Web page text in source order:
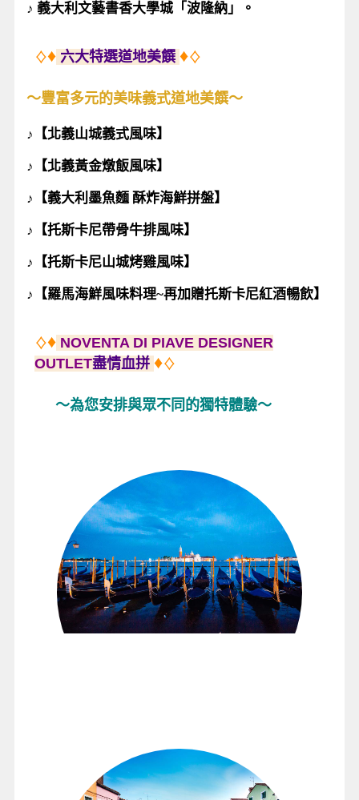
♪ 義大利文藝書香大學城「波隆納」。
♢♦ 六大特選道地美饌 ♦♢
～豐富多元的美味義式道地美饌～
♪ 【北義山城義式風味】
♪ 【北義黃金燉飯風味】
♪ 【義大利墨魚麵 酥炸海鮮拼盤】
♪ 【托斯卡尼帶骨牛排風味】
♪ 【托斯卡尼山城烤雞風味】
♪ 【羅馬海鮮風味料理~再加贈托斯卡尼紅酒暢飲】
♢♦ NOVENTA DI PIAVE DESIGNER
OUTLET盡情血拼 ♦♢
～為您安排與眾不同的獨特體驗～